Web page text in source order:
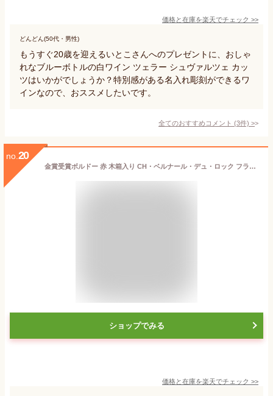
価格と在庫を楽天でチェック >>
どんどん(50代・男性)
もうすぐ20歳を迎えるいとこさんへのプレゼントに、おしゃ
れなブルーボトルの白ワイン ツェラー シュヴァルツェ カッ
ツはいかがでしょうか？特別感がある名入れ彫刻ができるワ
インなので、おススメしたいです。
全てのおすすめコメント (3件) >
no. 20
金賞受賞ボルドー 赤 木箱入り CH・ベルナール・デュ・ロック フランス AOC ブライ・コート・ド・ボルドー 赤ワイン 750ml ワイン 父の日 プレゼント ギフト おしゃれ 退職 ホワイトデー 誕生日 御祝 お歳暮 25t【ワイン説明書・ワインバッグ付】
ショップでみる
価格と在庫を楽天でチェック >>